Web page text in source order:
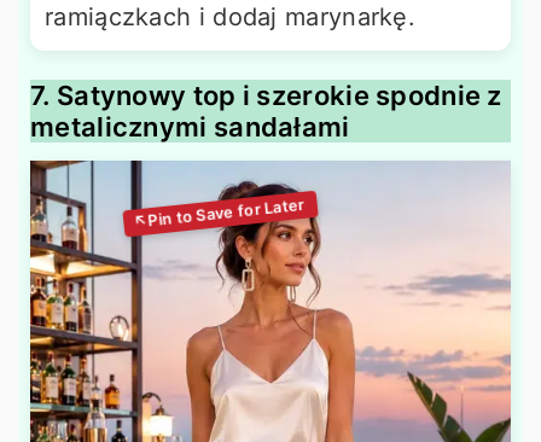
ramiączkach i dodaj marynarkę.
7. Satynowy top i szerokie spodnie z
metalicznymi sandałami